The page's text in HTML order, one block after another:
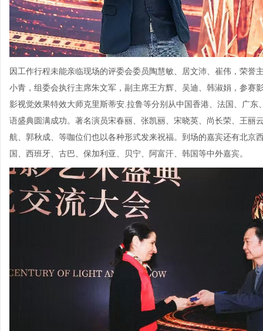
因工作行程未能亲临现场的评委会委员陶慧敏、居文沛、崔伟，荣
小青，组委会执行主席朱文军，副主席王方辉、吴迪、韩淑娟，参赛
影视觉效果特效大师克里斯蒂安.拉鲁等分别从中国香港、法国、广
语盛典圆满成功。著名演员宋春丽、张凯丽、宋晓英、尚长荣、王丽
航、郭秋成、等咖位们也以各种形式发来祝福。到场的嘉宾还有北京
国、西班牙、古巴、保加利亚、贝宁、阿富汗、韩国等中外嘉宾。